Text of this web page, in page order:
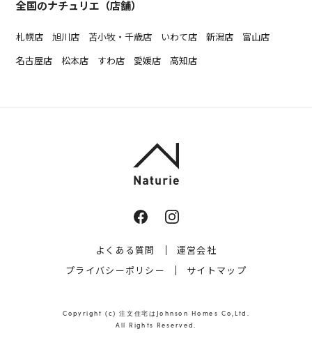
全国のナチュリエ（店舗）
札幌店 旭川店 苫小牧・千歳店 いわて店 新潟店
富山店
名古屋店
松本店 すわ店 愛媛店 高知店
よくある質問
運営会社
プライバシーポリシー
サイトマップ
Copyright (c) 注文住宅はJohnson Homes Co,Ltd.
All Rights Reserved.